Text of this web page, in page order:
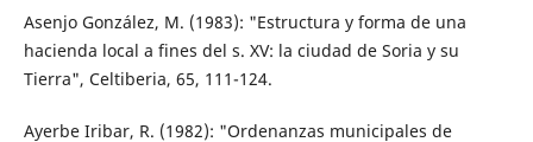
Asenjo González, M. (1983): "Estructura y forma de una
hacienda local a fines del s. XV: la ciudad de Soria y su
Tierra", Celtiberia, 65, 111-124.
Ayerbe Iribar, R. (1982): "Ordenanzas municipales de